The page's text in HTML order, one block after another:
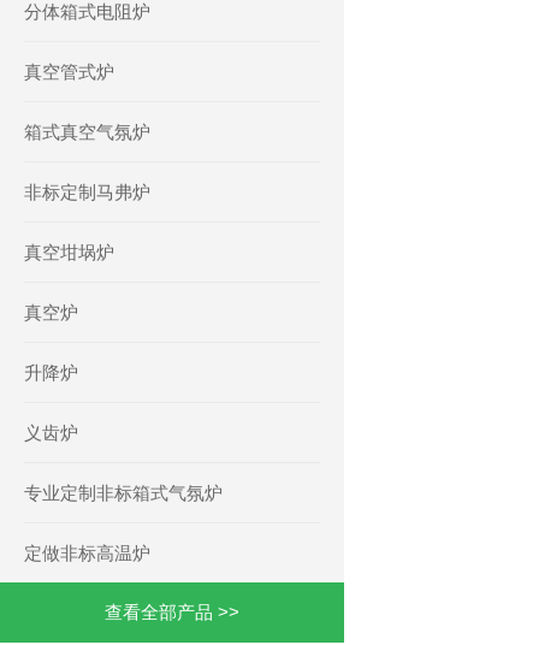
分体箱式电阻炉
真空管式炉
箱式真空气氛炉
非标定制马弗炉
真空坩埚炉
真空炉
升降炉
义齿炉
专业定制非标箱式气氛炉
定做非标高温炉
查看全部产品 >>